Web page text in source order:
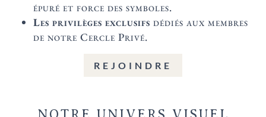
épuré et force des symboles.
Les privilèges exclusifs dédiés aux membres
de notre Cercle Privé.
REJOINDRE